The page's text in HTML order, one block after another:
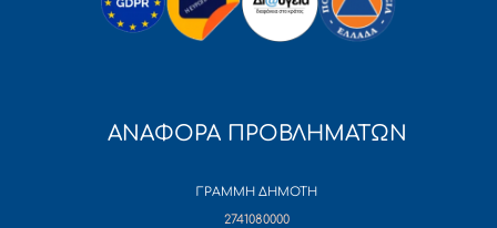
ΑΝΑΦΟΡΑ ΠΡΟΒΛΗΜΑΤΩΝ
ΓΡΑΜΜΗ ΔΗΜΟΤΗ
2741080000